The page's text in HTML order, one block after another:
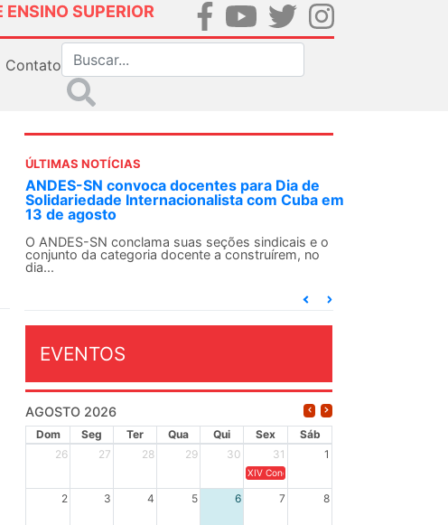
SUPERIOR
Contato
ÚLTIMAS NOTÍCIAS
ANDES-SN convoca docentes para Dia de
Solidariedade Internacionalista com Cuba em
13 de agosto
O ANDES-SN conclama suas seções sindicais e o
conjunto da categoria docente a construírem, no
dia...
EVENTOS
AGOSTO 2026
Dom Seg Ter Qua Qui Sex
Sáb
26
27 28 29 30 31 1
XIV Congresso Brasileiro de
2 3 4 5 6 7 8